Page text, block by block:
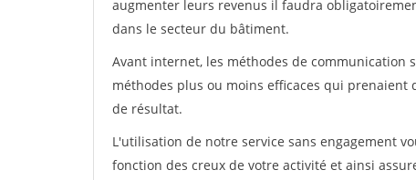
augmenter leurs revenus il faudra
dans le secteur du bâtiment.
Avant internet, les méthodes de communication
méthodes plus ou moins efficaces qui
de résultat.
L'utilisation de notre service sans engagement
fonction des creux de votre activité et ainsi